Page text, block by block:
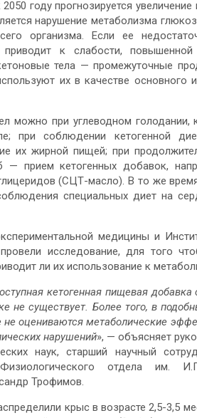
году прогнозируется
нарушение метаболизма
организма. Если ее
к слабости, повышенной
тела — промежуточные
их в качестве основного
можно при углеводном голодании,
при соблюдении кетогенной
их жирной пищей; при
— прием кетогенных добавок,
(СЦТ-масло). В то же
специальных диет на
медицины и
исследование, для того
ли их использование к
кетогенная пищевая добавка
не существует. Более того, в
оцениваются метаболические
нарушений», — объясняет
наук, старший научный
отдела им.
Трофимов.
крыс в возрасте 2,5-3,5